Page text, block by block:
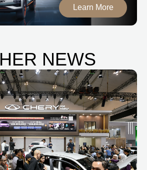
Learn More
NEWS